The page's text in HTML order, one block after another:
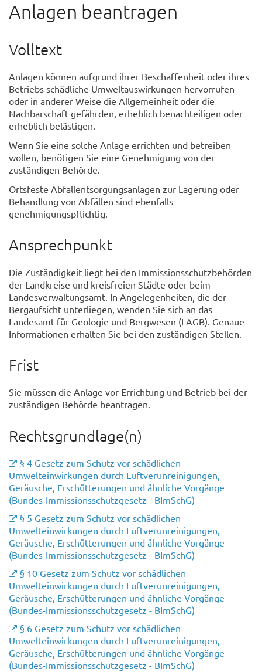
Anlagen beantragen
Volltext
Anlagen können aufgrund ihrer Beschaffenheit oder ihres
Betriebs schädliche Umweltauswirkungen hervorrufen
oder in anderer Weise die Allgemeinheit oder die
Nachbarschaft gefährden, erheblich benachteiligen oder
erheblich belästigen.
Wenn Sie eine solche Anlage errichten und betreiben
wollen, benötigen Sie eine Genehmigung von der
zuständigen Behörde.
Ortsfeste Abfallentsorgungsanlagen zur Lagerung oder
Behandlung von Abfällen sind ebenfalls
genehmigungspflichtig.
Ansprechpunkt
Die Zuständigkeit liegt bei den Immissionsschutzbehörden
der Landkreise und kreisfreien Städte oder beim
Landesverwaltungsamt. In Angelegenheiten, die der
Bergaufsicht unterliegen, wenden Sie sich an das
Landesamt für Geologie und Bergwesen (LAGB). Genaue
Informationen erhalten Sie bei den zuständigen Stellen.
Frist
Sie müssen die Anlage vor Errichtung und Betrieb bei der
zuständigen Behörde beantragen.
Rechtsgrundlage(n)
§ 4 Gesetz zum Schutz vor schädlichen
Umwelteinwirkungen durch Luftverunreinigungen,
Geräusche, Erschütterungen und ähnliche Vorgänge
(Bundes-Immissionsschutzgesetz - BImSchG)
§ 5 Gesetz zum Schutz vor schädlichen
Umwelteinwirkungen durch Luftverunreinigungen,
Geräusche, Erschütterungen und ähnliche Vorgänge
(Bundes-Immissionsschutzgesetz - BImSchG)
§ 10 Gesetz zum Schutz vor schädlichen
Umwelteinwirkungen durch Luftverunreinigungen,
Geräusche, Erschütterungen und ähnliche Vorgänge
(Bundes-Immissionsschutzgesetz - BImSchG)
§ 6 Gesetz zum Schutz vor schädlichen
Umwelteinwirkungen durch Luftverunreinigungen,
Geräusche, Erschütterungen und ähnliche Vorgänge
(Bundes-Immissionsschutzgesetz - BImSchG)